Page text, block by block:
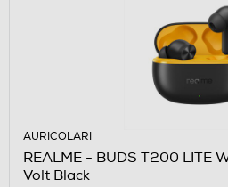
AURICOLARI
REALME - BUDS T200 LITE
Volt Black